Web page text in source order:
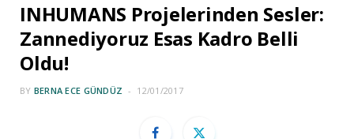
INHUMANS Projelerinden Sesler:
Zannediyoruz Esas Kadro Belli
Oldu!
BY BERNA ECE GÜNDÜZ 12/01/2017